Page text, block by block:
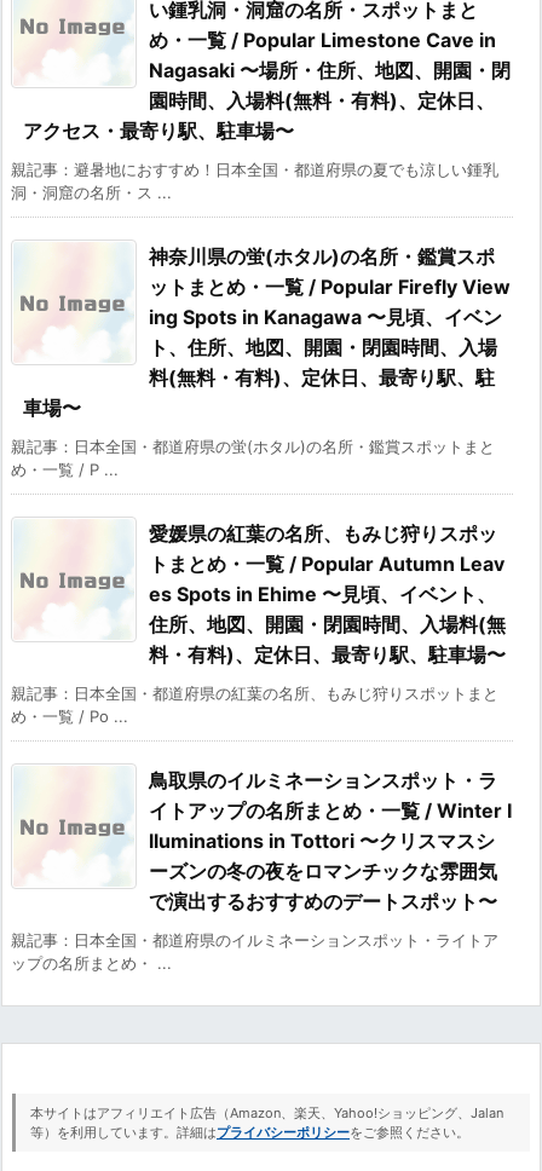
い鍾乳洞・洞窟の名所・スポットまと
め・一覧 / Popular Limestone Cave in
Nagasaki 〜場所・住所、地図、開園・閉
園時間、入場料(無料・有料)、定休日、
アクセス・最寄り駅、駐車場〜
親記事：避暑地におすすめ！日本全国・都道府県の夏でも涼しい鍾乳
洞・洞窟の名所・ス ...
神奈川県の蛍(ホタル)の名所・鑑賞スポ
ットまとめ・一覧 / Popular Firefly View
ing Spots in Kanagawa 〜見頃、イベン
ト、住所、地図、開園・閉園時間、入場
料(無料・有料)、定休日、最寄り駅、駐
車場〜
親記事：日本全国・都道府県の蛍(ホタル)の名所・鑑賞スポットまと
め・一覧 / P ...
愛媛県の紅葉の名所、もみじ狩りスポッ
トまとめ・一覧 / Popular Autumn Leav
es Spots in Ehime 〜見頃、イベント、
住所、地図、開園・閉園時間、入場料(無
料・有料)、定休日、最寄り駅、駐車場〜
親記事：日本全国・都道府県の紅葉の名所、もみじ狩りスポットまと
め・一覧 / Po ...
鳥取県のイルミネーションスポット・ラ
イトアップの名所まとめ・一覧 / Winter I
lluminations in Tottori 〜クリスマスシ
ーズンの冬の夜をロマンチックな雰囲気
で演出するおすすめのデートスポット〜
親記事：日本全国・都道府県のイルミネーションスポット・ライトア
ップの名所まとめ・ ...
本サイトはアフィリエイト広告（Amazon、楽天、Yahoo!ショッピング、Jalan
等）を利用しています。詳細はプライバシーポリシーをご参照ください。